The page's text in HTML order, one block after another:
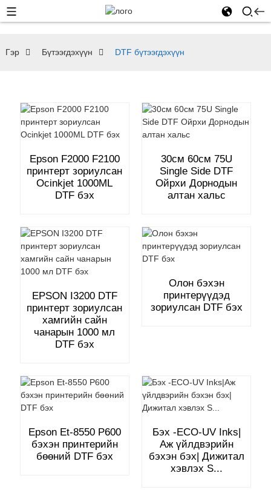
Гэр Бүтээгдэхүүн DTF бүтээгдэхүүн
Epson F2000 F2100
принтерт зориулсан
Ocinkjet 1000ML
DTF бэх
30см 60см 75U
Single Side DTF
Ойрхи Дорнодын
алтан хальс
EPSON I3200 DTF
принтерт зориулсан
хамгийн сайн
чанарын 1000 мл
DTF бэх
Олон бэхэн
принтерүүдэд
зориулсан DTF бэх
Epson Et-8550 P600
бэхэн принтерийн
бөөний DTF бэх
Бэх -ECO-UV Inks|
Аж үйлдвэрийн
бэхэн бэх| Дижитал
хэвлэх S...